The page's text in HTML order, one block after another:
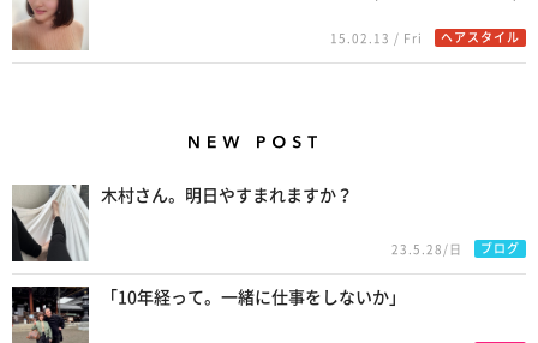
15.02.13 / Fri ヘアスタイル
木村さん。明日やすまれますか？
23.5.28/日 ブログ
「10年経って。一緒に仕事をしないか」